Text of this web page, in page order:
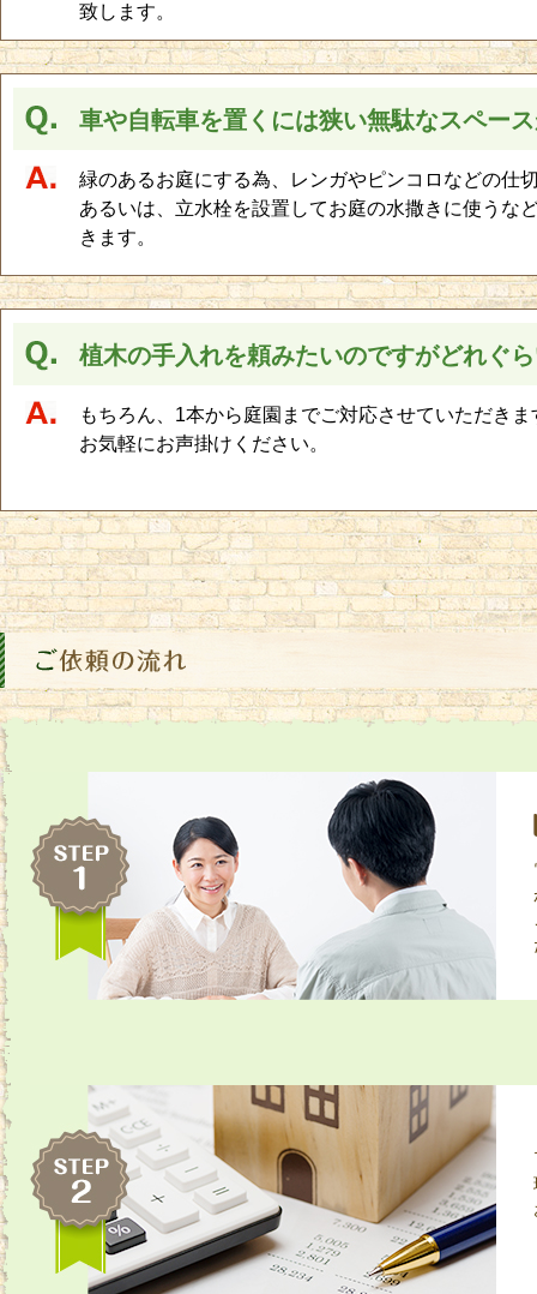
致します。
車や自転車を置くには狭い無駄なスペー
緑のあるお庭にする為、レンガやピンコロなどの仕
あるいは、立水栓を設置してお庭の水撒きに使うな
きます。
植木の手入れを頼みたいのですがどれぐ
もちろん、1本から庭園までご対応させていただきま
お気軽にお声掛けください。